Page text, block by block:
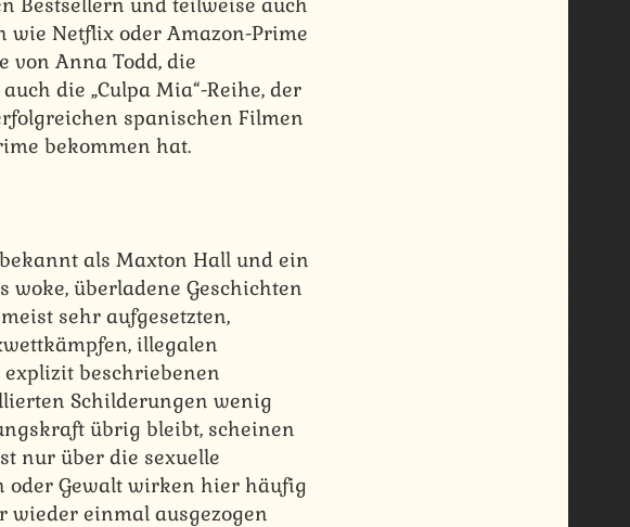
wie Netflix oder Amazon-Prime
von Anna Todd, die
die „Culpa Mia“-Reihe, der
spanischen Filmen
bekommen hat.
bekannt als Maxton Hall und ein
woke, überladene Geschichten
sehr aufgesetzten,
illegalen
beschriebenen
Schilderungen wenig
übrig bleibt, scheinen
nur über die sexuelle
oder Gewalt wirken hier häufig
einmal ausgezogen